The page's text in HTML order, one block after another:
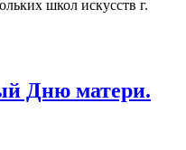
школ искусств г.
Дню матери.